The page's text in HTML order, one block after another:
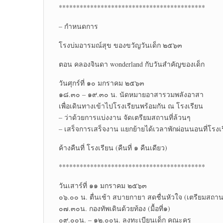
******************************************
– กำหนดการ
โรงบ่มอารมณ์สุข ของขวัญวันเด็ก ๒๕๖๓
ตอน คลองจินดา wonderland กับวันสำคัญของเด็ก
วันศุกร์ที่ ๑๐ มกราคม ๒๕๖๓
๑๘.๓๐ – ๑๙.๓๐ น. นัดหมายอาสารวมพลังอาสา
เพื่อเดินทางเข้าไปโรงเรียนพร้อมกัน ณ โรงเรียน
– ว่าด้วยการแบ่งงาน จัดเตรียมสถานที่ล้วนๆ
– เสร็จการเสร็จงาน แยกย้ายได้เวลาพักผ่อนนอนที่โรง
ค้างคืนที่ โรงเรียน (คืนที่ ๑ คืนเดียว)
******************************************
วันเสาร์ที่ ๑๑ มกราคม ๒๕๖๓
๐๖.๐๐ น. ตื่นเช้า สบายกายา สดชื่นหัวใจ (เตรียมสถา
๐๗.๓๐น. กองทัพเดินด้วยท้อง (มื้อที่๑)
๐๙.๐๐น. – ๑๒.๐๐น. ลงทะเบียนเด็ก คณะครู